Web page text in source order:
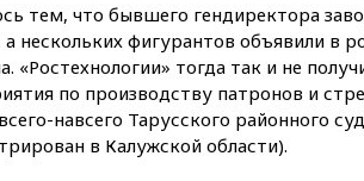
тем, что бывшего гендиректора
а нескольких фигурантов объявили в
«Ростехнологии» тогда так и не
по производству патронов и
всего-навсего Тарусского районного
в Калужской области).